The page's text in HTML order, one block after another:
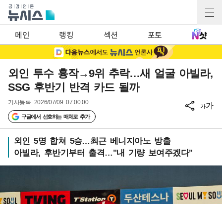
메인 랭킹 섹션 포토
외인 투수 흉작→9위 추락…새 얼굴 아빌라,
SSG 후반기 반격 카드 될까
기사등록 2026/07/09 07:00:00
구글에서 선호하는 매체로 추가
가가
외인 5명 합쳐 5승…최근 베니지아노 방출
아빌라, 후반기부터 출격…"내 기량 보여주겠다"